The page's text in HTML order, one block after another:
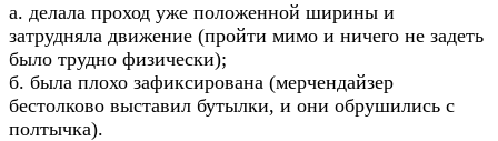
а. делала проход уже положенной ширины и
затрудняла движение (пройти мимо и ничего не задеть
было трудно физически);
б. была плохо зафиксирована (мерчендайзер
бестолково выставил бутылки, и они обрушились с
полтычка).